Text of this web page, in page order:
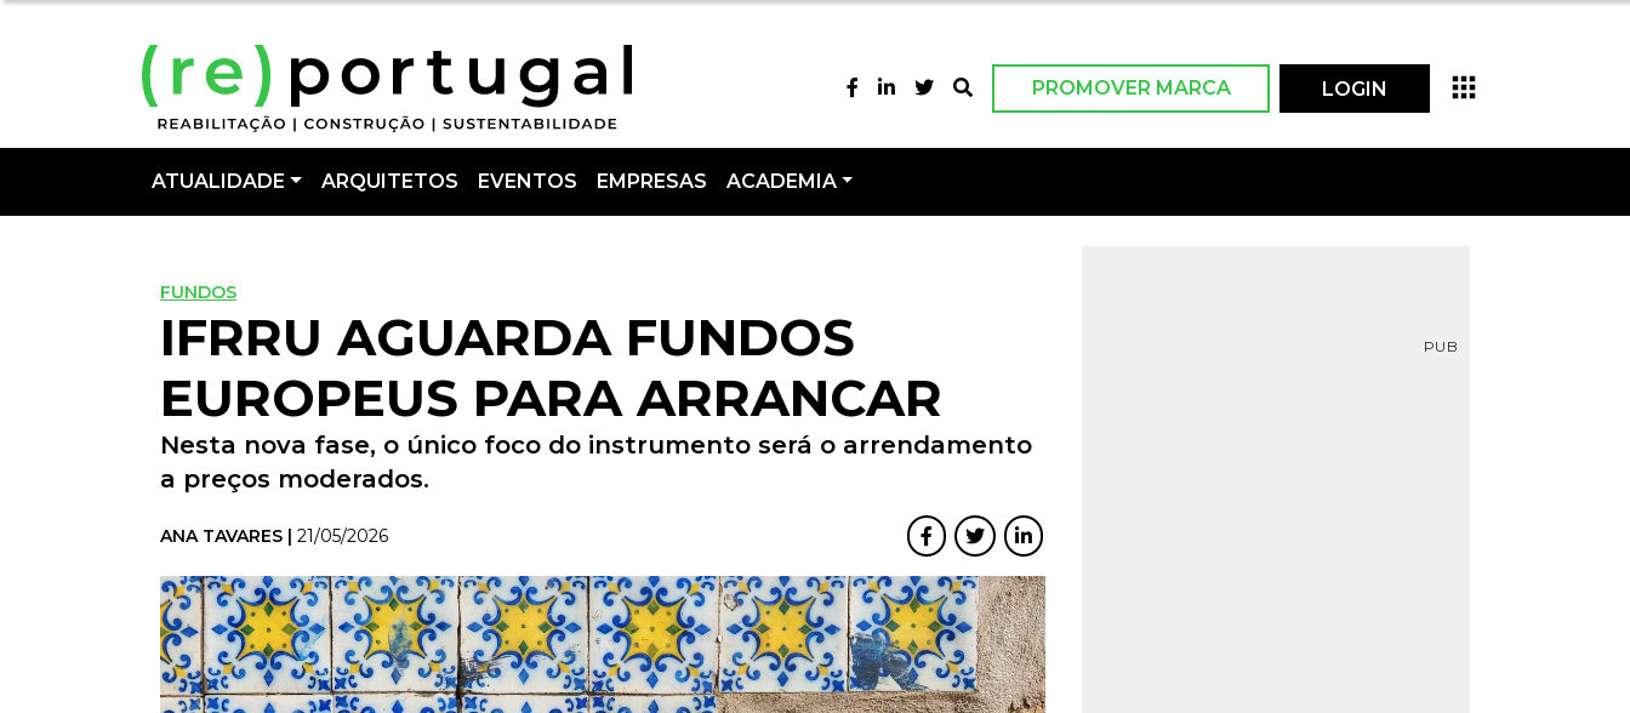
PROMOVER MARCA LOGIN
ATUALIDADE ARQUITETOS EVENTOS EMPRESAS ACADEMIA
FUNDOS
IFRRU AGUARDA FUNDOS
EUROPEUS PARA ARRANCAR
Nesta nova fase, o único foco do instrumento será o arrendamento
a preços moderados.
ANA TAVARES | 21/05/2026
PUB